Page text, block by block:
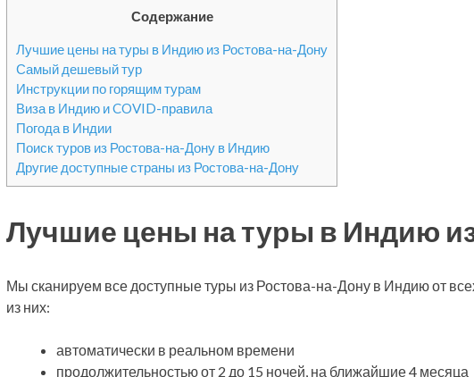
Содержание
Лучшие цены на туры в Индию из Ростова-на-Дону
Самый дешевый тур
Инструкции по горящим турам
Виза в Индию и COVID-правила
Погода в Индии
Поиск туров из Ростова-на-Дону в Индию
Другие доступные страны из Ростова-на-Дону
Лучшие цены на туры в Индию
Мы сканируем все доступные туры из Ростова-на-Дону в Индию от
из них:
автоматически в реальном времени
продолжительностью от 2 до 15 ночей, на ближайшие 4 месяца